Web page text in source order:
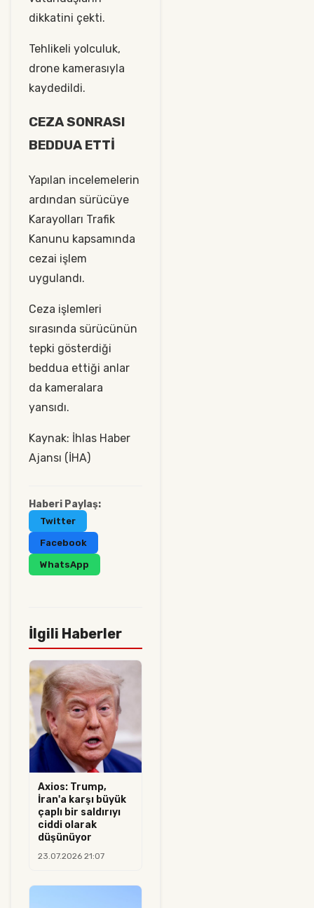
dikkatini çekti.
Tehlikeli yolculuk,
drone kamerasıyla
kaydedildi.
CEZA SONRASI
BEDDUA ETTİ
Yapılan incelemelerin
ardından sürücüye
Karayolları Trafik
Kanunu kapsamında
cezai işlem
uygulandı.
Ceza işlemleri
sırasında sürücünün
tepki gösterdiği
beddua ettiği anlar
da kameralara
yansıdı.
Kaynak: İhlas Haber
Ajansı (İHA)
Haberi Paylaş:
Twitter
Facebook
WhatsApp
İlgili Haberler
Axios: Trump,
İran'a karşı büyük
çaplı bir saldırıyı
ciddi olarak
düşünüyor
23.07.2026 21:07